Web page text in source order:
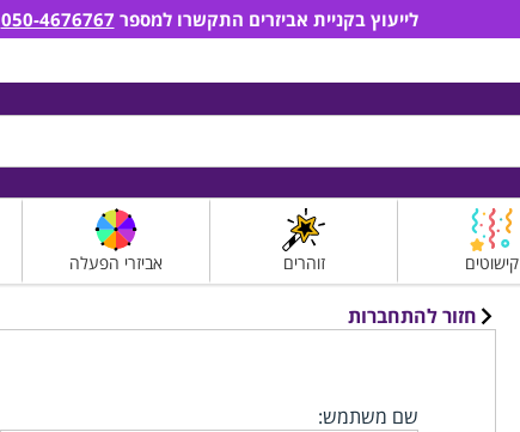
קישוטים זוהרים אביזרי הפעלה
חזור להתחברות
שם משתמש:
לייעוץ בקניית אביזרים התקשרו למספר 050-4676767